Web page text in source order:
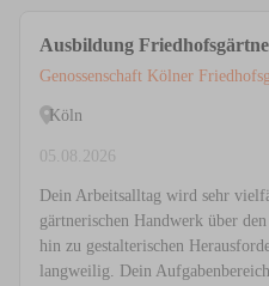
Ausbildung
Genossenschaft Kölner
Köln
05.08.2026
Dein Arbeitsalltag wird sehr
gärtnerischen Handwerk über
hin zu gestalterischen
langweilig. Dein